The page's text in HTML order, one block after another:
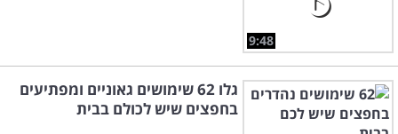
9:48
גלו 62 שימושים גאוניים ומפתיעים
בחפצים שיש לכולם בבית